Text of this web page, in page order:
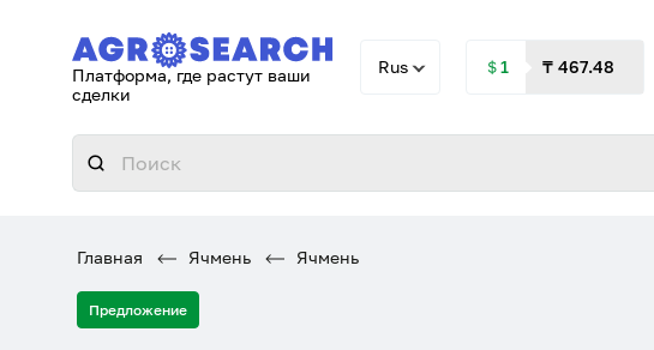
Платформа, где растут ваши
сделки
Rus ＄1 ₸ 467.48
Главная Ячмень Ячмень
Предложение